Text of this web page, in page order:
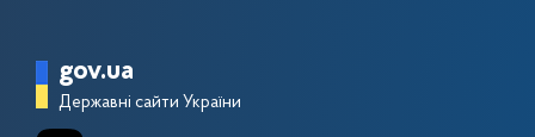
Головна сторінка Державної
gov.ua
Державні сайти України